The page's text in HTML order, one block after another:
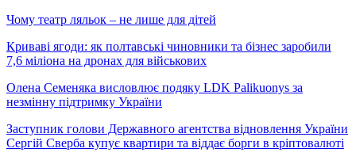
Чому театр ляльок – не лише для дітей
Криваві ягоди: як полтавські чиновники та бізнес заробили
7,6 міліона на дронах для військових
Олена Семеняка висловлює подяку LDK Palikuonys за
незмінну підтримку України
Заступник голови Державного агентства відновлення України
Сергій Сверба купує квартири та віддає борги в кріптовалюті